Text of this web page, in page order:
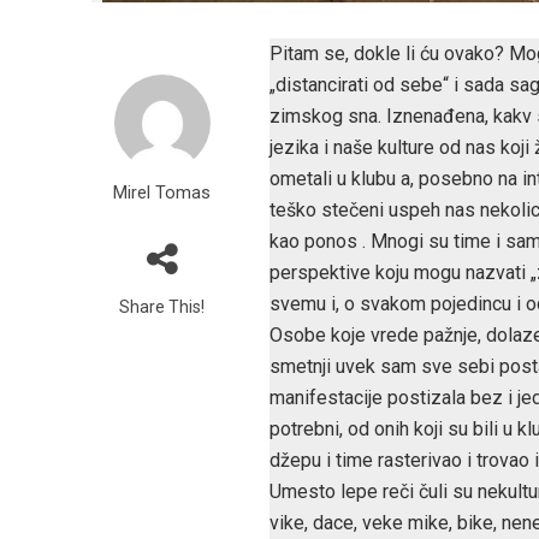
Mirel Tomas
Share This!
Pitam se, dokle li ću ovako?
„distancirati od sebe“ i sada
zimskog sna. Iznenađena,
jezika i naše kulture od nas koji
ometali u klubu a, posebno na
teško stečeni uspeh nas
kao ponos . Mnogi su time i
perspektive koju mogu nazvati
svemu i, o svakom pojedincu i
Osobe koje vrede pažnje,
smetnji uvek sam sve sebi
manifestacije postizala bez i
potrebni, od onih koji su bili u
džepu i time rasterivao i trovao
Umesto lepe reči čuli su
vike, dace, veke mike, bike,